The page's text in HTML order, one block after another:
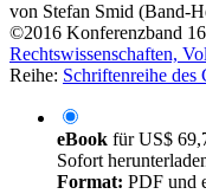
von Stefan Smid (Band-
©2016 Konferenzband
Rechtswissenschaften,
Reihe: Schriftenreihe des
eBook fürUS$
Sofort
Format: PDF und